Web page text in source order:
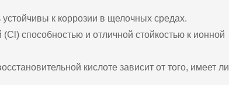
к коррозии в щелочных средах.
способностью и отличной стойкостью к ионной
кислоте зависит от того, имеет ли